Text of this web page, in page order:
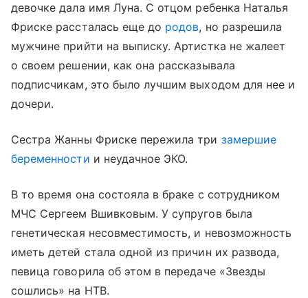
девочке дала имя Луна. С отцом ребенка Наталья
Фриске рассталась еще до родов, но разрешила
мужчине прийти на выписку. Артистка не жалеет
о своем решении, как она рассказывала
подписчикам, это было лучшим выходом для нее и
дочери.
Сестра Жанны Фриске пережила три замершие
беременности и неудачное ЭКО.
В то время она состояла в браке с сотрудником
МЧС Сергеем Вшивковым. У супругов была
генетическая несовместимость, и невозможность
иметь детей стала одной из причин их развода,
певица говорила об этом в передаче «Звезды
сошлись» на НТВ.